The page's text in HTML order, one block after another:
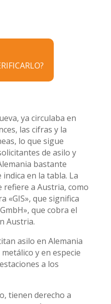
ya circulaba en
las cifras y la
lo que sigue
de asilo y
bastante
en la tabla. La
refiere a Austria, como
«GIS», que significa
que cobra el
Austria.
asilo en Alemania
y en especie
a los
tienen derecho a